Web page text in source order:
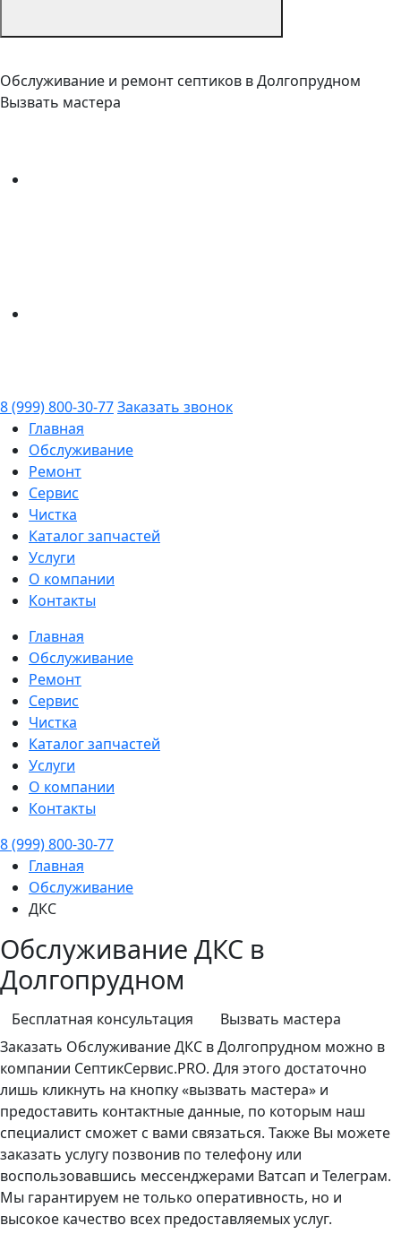
Обслуживание и ремонт септиков в Долгопрудном
Вызвать мастера
8 (999) 800-30-77Заказать звонок
Главная
Обслуживание
Ремонт
Сервис
Чистка
Каталог запчастей
Услуги
О компании
Контакты
Главная
Обслуживание
Ремонт
Сервис
Чистка
Каталог запчастей
Услуги
О компании
Контакты
8 (999) 800-30-77
Главная
Обслуживание
ДКС
Обслуживание ДКС в
Долгопрудном
Бесплатная консультация
Вызвать мастера
Заказать ОбслуживаниеДКС в Долгопрудном можно в
компании СептикСервис.PRO. Для этого достаточно
лишь кликнуть на кнопку «вызвать мастера» и
предоставить контактные данные, по которым наш
специалист сможет с вами связаться. Также Вы можете
заказать услугу позвонив по телефону или
воспользовавшись мессенджерами Ватсап и Телеграм.
Мы гарантируем не только оперативность, но и
высокое качество всех предоставляемых услуг.